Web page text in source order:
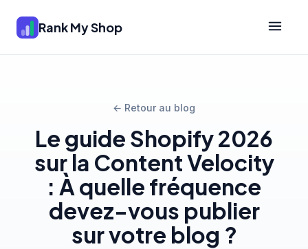
Rank My Shop
← Retour au blog
Le guide Shopify 2026
sur la Content Velocity
: À quelle fréquence
devez-vous publier
sur votre blog ?